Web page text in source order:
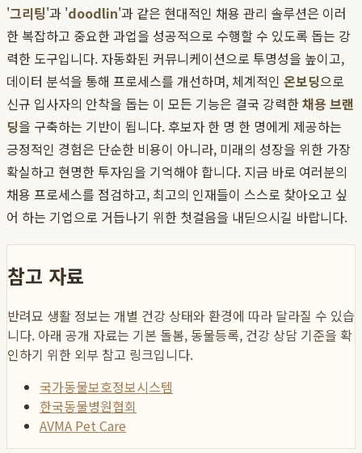
'그리팅'과 'doodlin'과 같은 현대적인 채용 관리 솔루션은 이러
한 복잡하고 중요한 과업을 성공적으로 수행할 수 있도록 돕는 강
력한 도구입니다. 자동화된 커뮤니케이션으로 투명성을 높이고,
데이터 분석을 통해 프로세스를 개선하며, 체계적인 온보딩으로
신규 입사자의 안착을 돕는 이 모든 기능은 결국 강력한채용 브랜
딩을 구축하는 기반이 됩니다. 후보자 한 명 한 명에게 제공하는
긍정적인 경험은 단순한 비용이 아니라, 미래의 성장을 위한 가장
확실하고 현명한 투자임을 기억해야 합니다. 지금 바로 여러분의
채용 프로세스를 점검하고, 최고의 인재들이 스스로 찾아오고 싶
어 하는 기업으로 거듭나기 위한 첫걸음을 내딛으시길 바랍니다.
참고 자료
반려묘 생활 정보는 개별 건강 상태와 환경에 따라 달라질 수 있습
니다. 아래 공개 자료는 기본 돌봄, 동물등록, 건강 상담 기준을 확
인하기 위한 외부 참고 링크입니다.
국가동물보호정보시스템
한국동물병원협회
AVMA Pet Care